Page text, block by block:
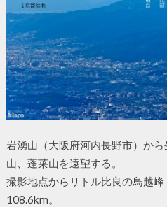
岩湧山（大阪府河内長野市）か
山、蓬莱山を遠望する。
撮影地点からリトル比良の鳥越
108.6km。